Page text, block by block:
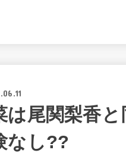
は尾関梨香
なし??